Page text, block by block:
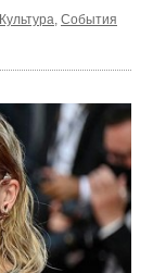
Культура, События